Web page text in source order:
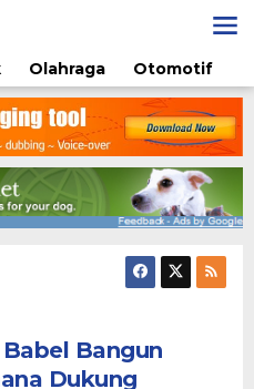
Olahraga Otomotif
Bangun
Dukung